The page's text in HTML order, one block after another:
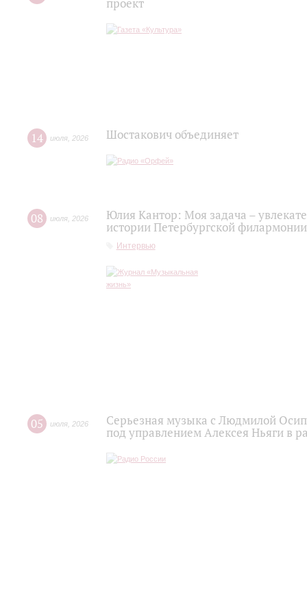
проект
14 июля 2026 Шостакович объединяет
08 июля 2026
Юлия Кантор: Моя задача –
истории Петербургской
Интервью
05 июля 2026
Серьезная музыка с Людмилой
под управлением Алексея Ньяги в